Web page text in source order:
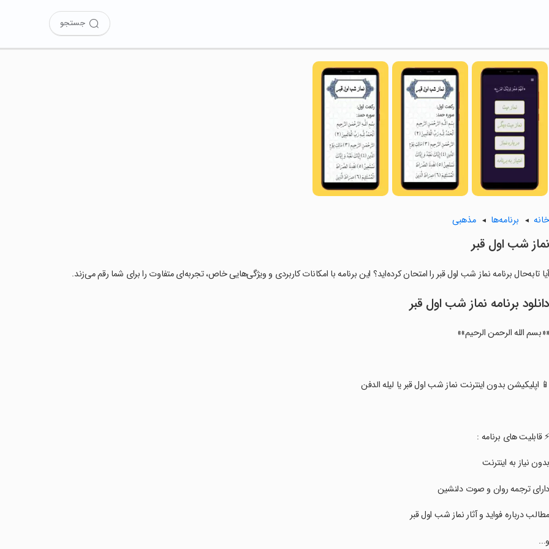
جستجو
خانه برنامه‌ها مذهبی
نماز شب اول قبر
آیا تابه‌حال برنامه نماز شب اول قبر را امتحان کرده‌اید؟ این برنامه با امکانات کاربردی و ویژگی‌هایی خاص، تجربه‌ای متفاوت را برای شما رقم می‌زند.
دانلود برنامه نماز شب اول قبر
««بسم الله الرحمن الرحیم»»
‏📱 اپلیکیشن بدون اینترنت نماز شب اول قبر یا لیله الدفن
‏⚡️ قابلیت های برنامه :
‏بدون نیاز به اینترنت
‏دارای ترجمه روان و صوت دلنشین
‏مطالب درباره فواید و آثار نماز شب اول قبر
‏و...